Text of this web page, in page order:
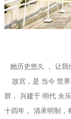
她历史悠久 ， 让我
故宫，是 当今 世
群， 兴建于 明代 永
十四年， 清承明制，